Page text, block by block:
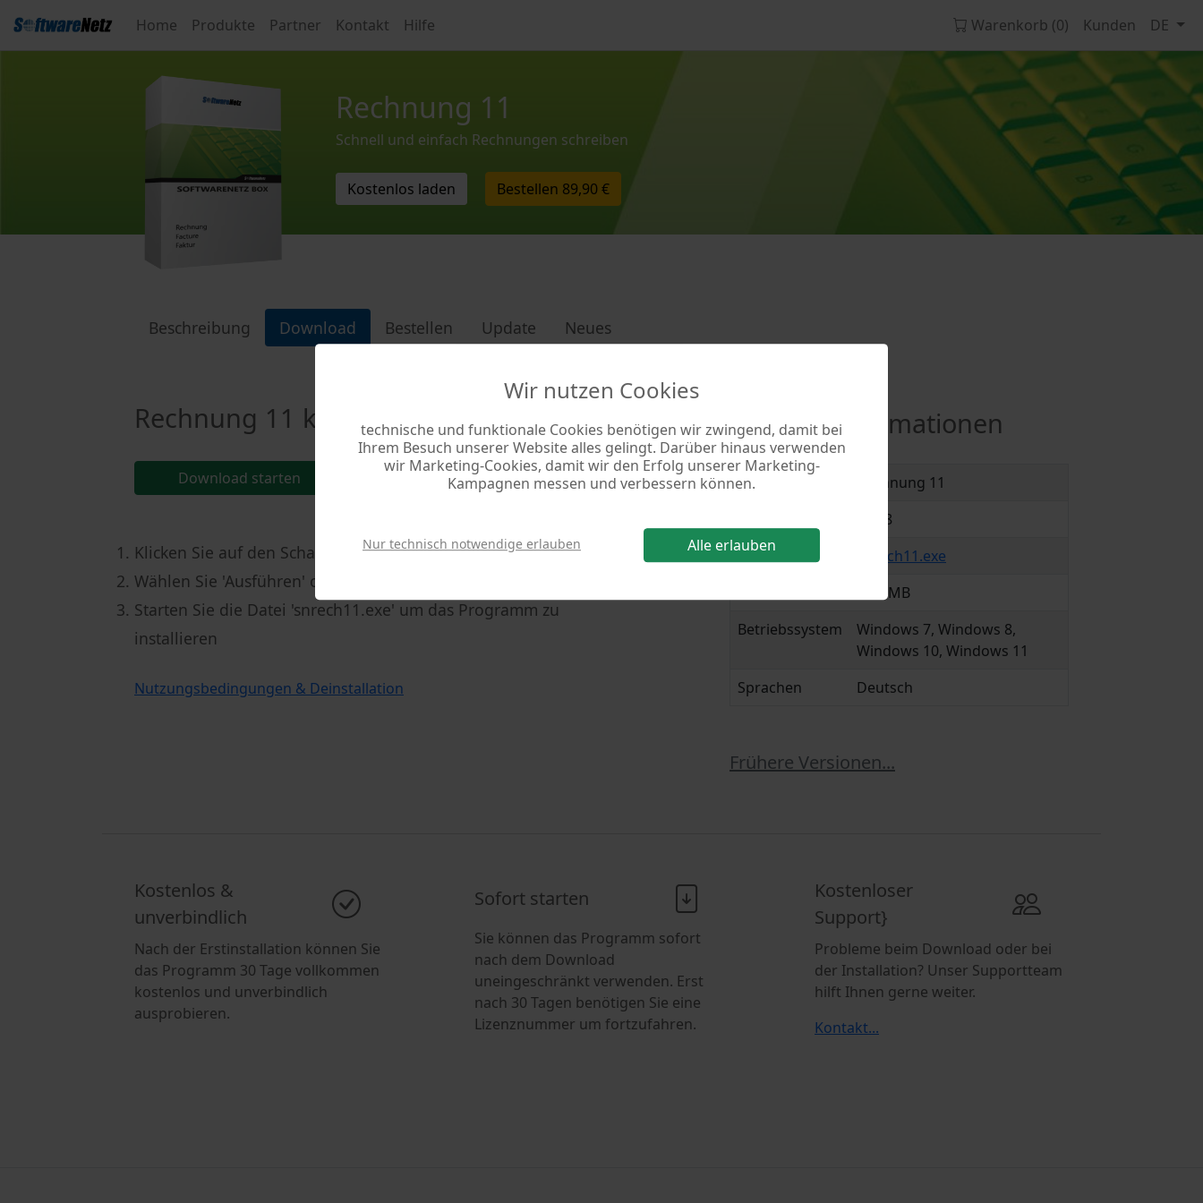
Home Produkte Partner Kontakt Hilfe Warenkorb (0) Kunden DE
Wir nutzen Cookies
technische und funktionale Cookies benötigen wir zwingend, damit bei
Ihrem Besuch unserer Website alles gelingt. Darüber hinaus verwenden
wir Marketing-Cookies, damit wir den Erfolg unserer Marketing-
Kampagnen messen und verbessern können.
Nur technisch notwendige erlauben Alle erlauben
Rechnung 11
Schnell und einfach Rechnungen schreiben
Kostenlos laden Bestellen 89,90 €
Beschreibung Download Bestellen Update Neues
Rechnung 11 kostenlos laden
Download starten
Klicken Sie auf den Schalter [Download]
Wählen Sie 'Ausführen' oder speichern Sie die Datei 'snrech11.exe'
Starten Sie die Datei 'snrech11.exe' um das Programm zu
installieren
Nutzungsbedingungen & Deinstallation
Weitere Informationen
Programm
Rechnung 11
11.28
Datei
snrech11.exe
26.1 MB
Betriebssystem
Windows 7, Windows 8,
Windows 10, Windows 11
Sprachen
Deutsch
Frühere Versionen...
Kostenlos &
unverbindlich
Nach der Erstinstallation können Sie
das Programm 30 Tage vollkommen
kostenlos und unverbindlich
ausprobieren.
Sofort starten
Sie können das Programm sofort
nach dem Download
uneingeschränkt verwenden. Erst
nach 30 Tagen benötigen Sie eine
Lizenznummer um fortzufahren.
Kostenloser
Support}
Probleme beim Download oder bei
der Installation? Unser Supportteam
hilft Ihnen gerne weiter.
Kontakt...